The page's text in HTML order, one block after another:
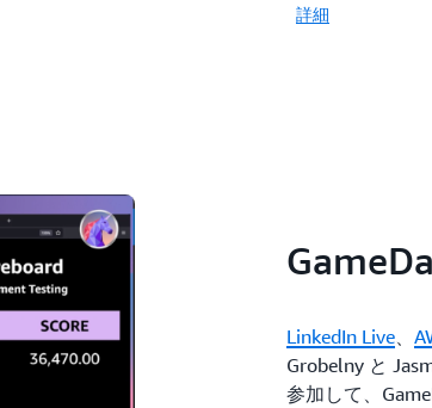
詳細
LinkedIn Live
Grobelny と
参加して、